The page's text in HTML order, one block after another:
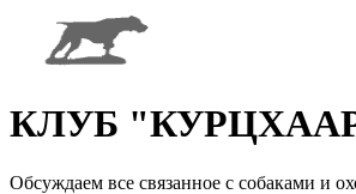
КЛУБ "КУРЦХААР"
Обсуждаем все связанное с собаками и